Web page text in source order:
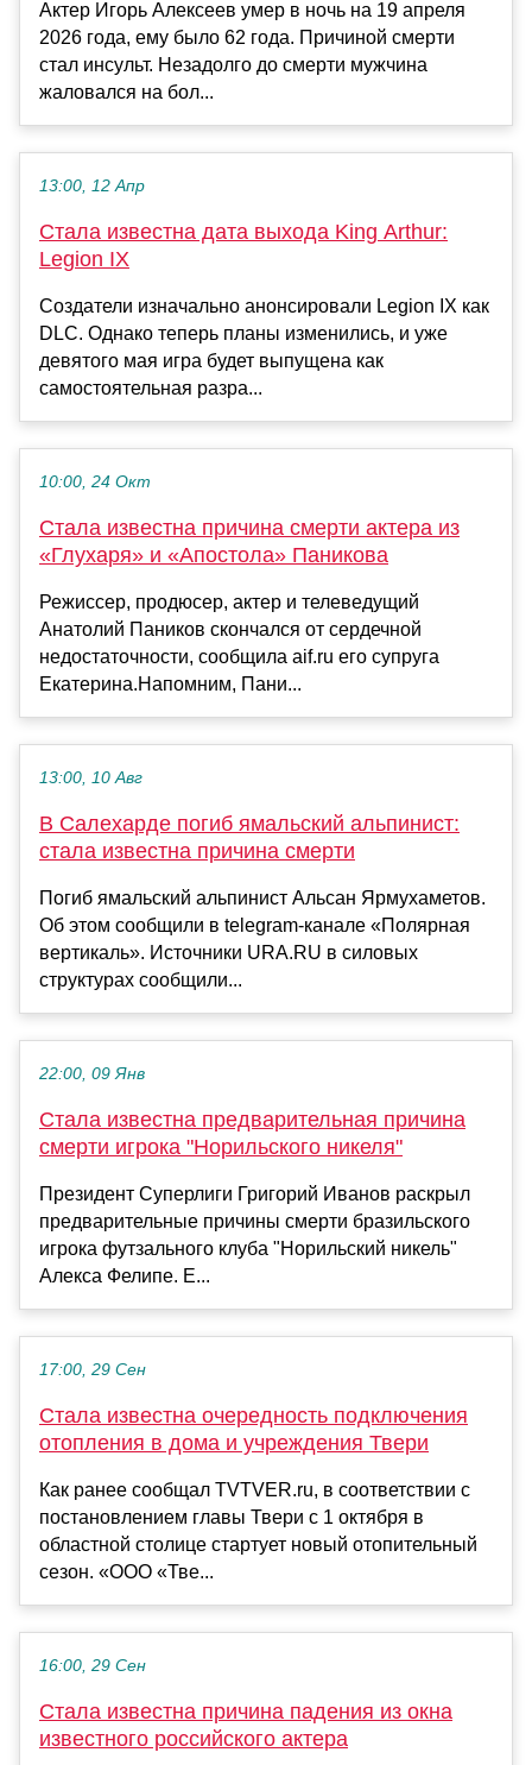
Актер Игорь Алексеев умер в ночь на 19 апреля
2026 года, ему было 62 года. Причиной смерти
стал инсульт. Незадолго до смерти мужчина
жаловался на бол...
13:00, 12 Апр
Стала известна дата выхода King Arthur:
Legion IX
Создатели изначально анонсировали Legion IX как
DLC. Однако теперь планы изменились, и уже
девятого мая игра будет выпущена как
самостоятельная разра...
10:00, 24 Окт
Стала известна причина смерти актера из
«Глухаря» и «Апостола» Паникова​
Режиссер, продюсер, актер и телеведущий
Анатолий Паников скончался от сердечной
недостаточности, сообщила aif.ru его супруга
Екатерина.Напомним, Пани...
13:00, 10 Авг
В Салехарде погиб ямальский альпинист:
стала известна причина смерти
Погиб ямальский альпинист Альсан Ярмухаметов.
Об этом сообщили в telegram-канале «Полярная
вертикаль». Источники URA.RU в силовых
структурах сообщили...
22:00, 09 Янв
Стала известна предварительная причина
смерти игрока "Норильского никеля"
Президент Суперлиги Григорий Иванов раскрыл
предварительные причины смерти бразильского
игрока футзального клуба "Норильский никель"
Алекса Фелипе. Е...
17:00, 29 Сен
Стала известна очередность подключения
отопления в дома и учреждения Твери
Как ранее сообщал TVTVER.ru, в соответствии с
постановлением главы Твери с 1 октября в
областной столице стартует новый отопительный
сезон. «ООО «Тве...
16:00, 29 Сен
Стала известна причина падения из окна
известного российского актера